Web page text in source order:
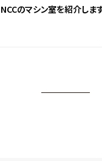
NCCのマシン室を紹介します